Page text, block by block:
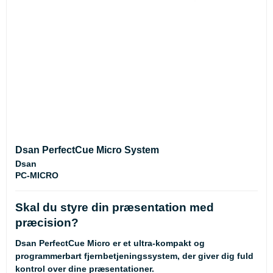
Dsan PerfectCue Micro System
Dsan
PC-MICRO
Skal du styre din præsentation med
præcision?
Dsan PerfectCue Micro er et ultra-kompakt og
programmerbart fjernbetjeningssystem, der giver dig fuld
kontrol over dine præsentationer.